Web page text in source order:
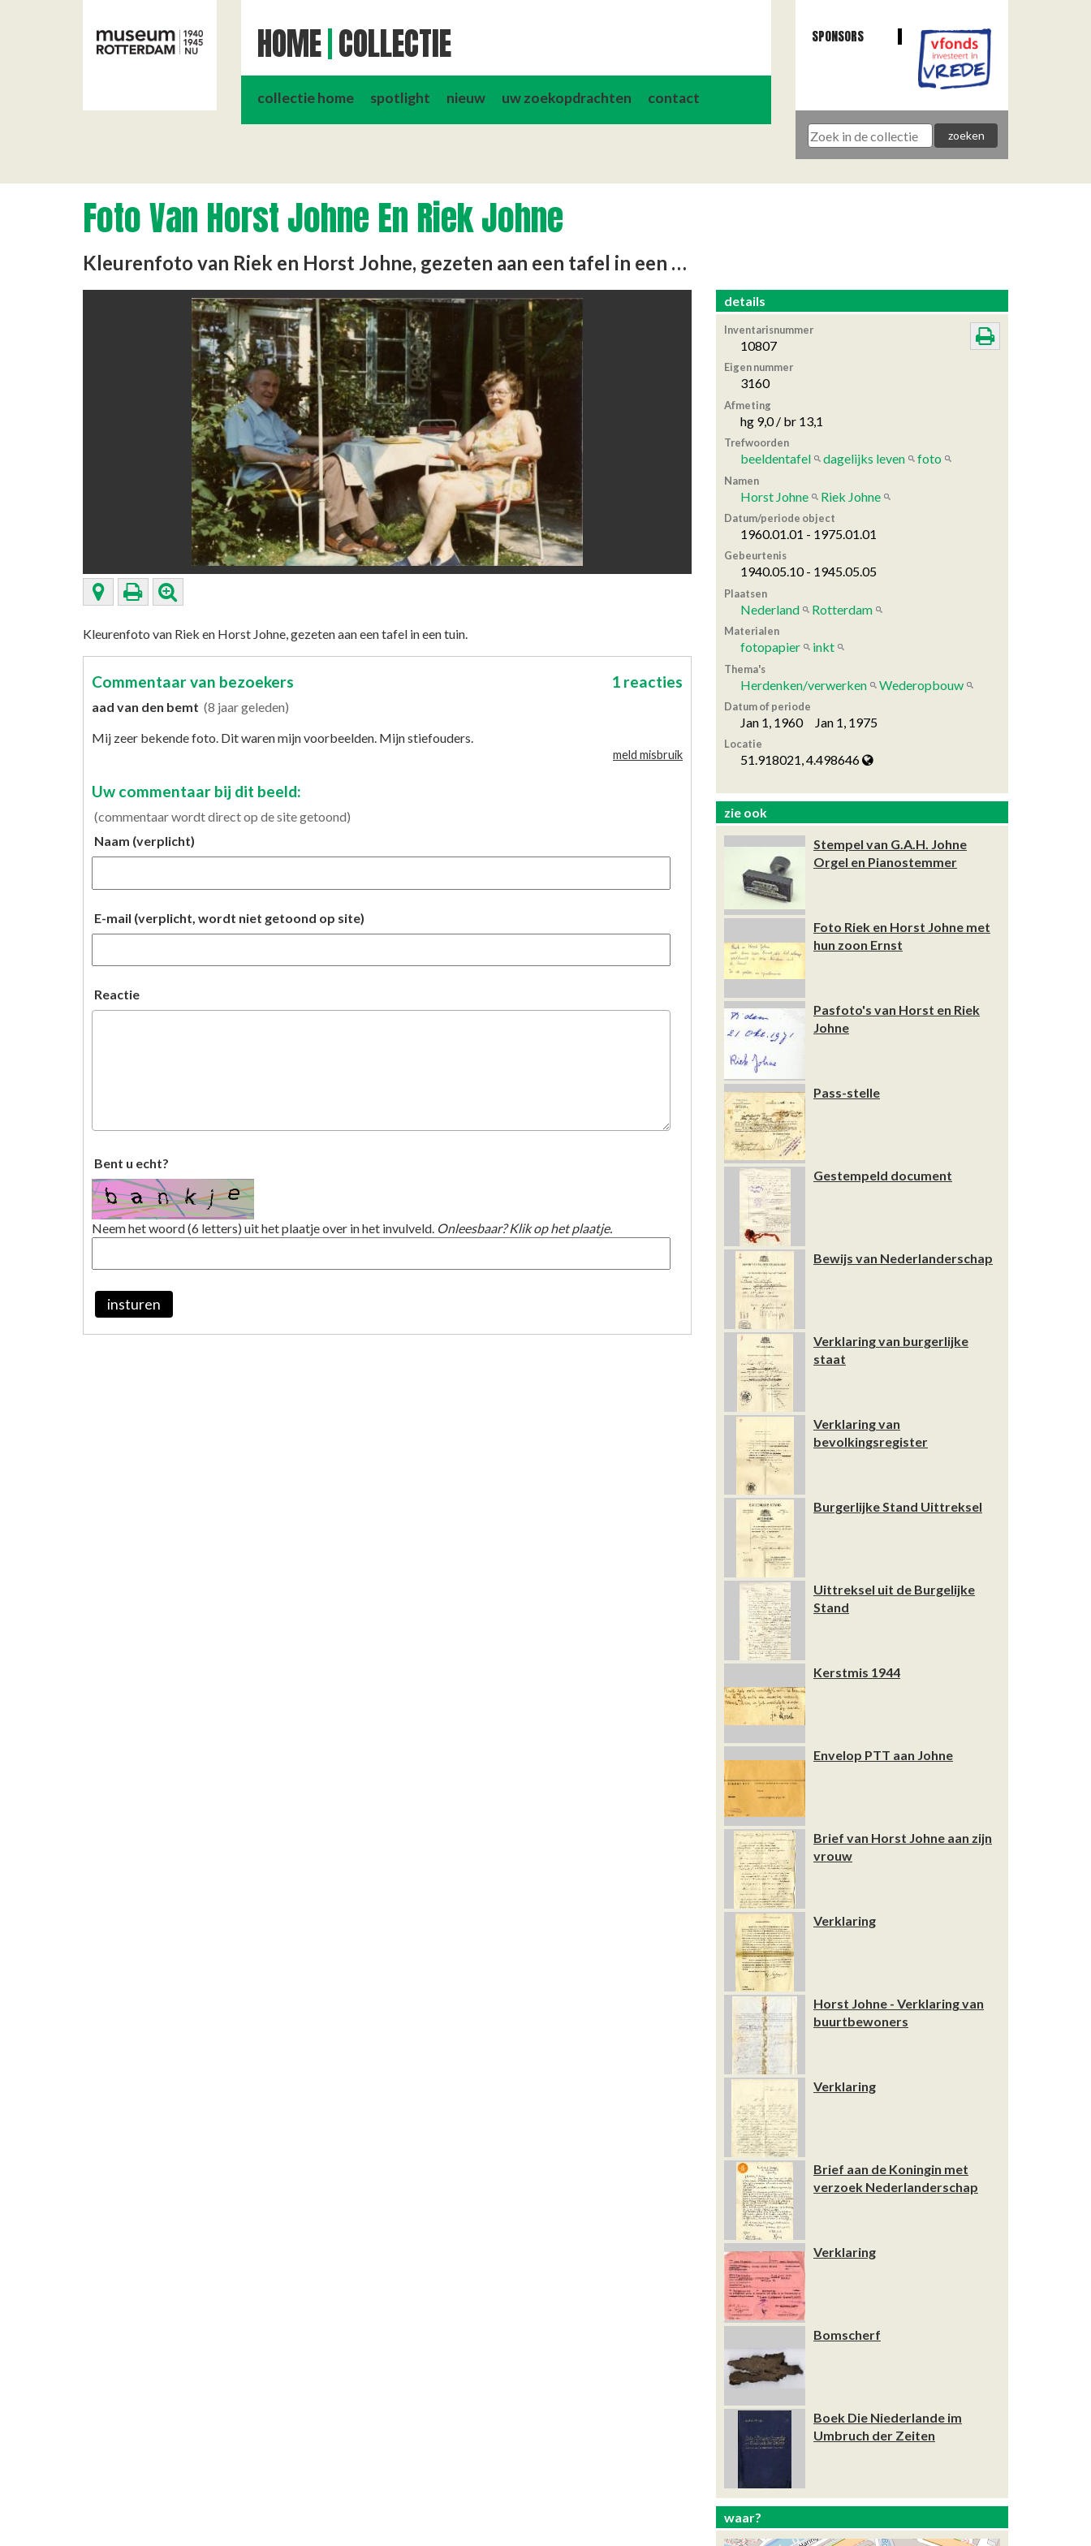
HOME COLLECTIE
collectie home spotlight nieuw uw zoekopdrachten contact
SPONSORS
Foto Van Horst Johne En Riek Johne
Kleurenfoto van Riek en Horst Johne, gezeten aan een tafel in een tuin.
Kleurenfoto van Riek en Horst Johne, gezeten aan een tafel in een tuin.
1 reacties
Commentaar van bezoekers
aad van den bemt (8 jaar geleden)
Mij zeer bekende foto. Dit waren mijn voorbeelden. Mijn stiefouders.
meld misbruik
Uw commentaar bij dit beeld:
(commentaar wordt direct op de site getoond)
Naam (verplicht)
E-mail (verplicht, wordt niet getoond op site)
Reactie
Bent u echt?
Neem het woord (6 letters) uit het plaatje over in het invulveld. Onleesbaar? Klik op het plaatje.
insturen
details
Inventarisnummer
10807
Eigen nummer
3160
Afmeting
hg 9,0 / br 13,1
Trefwoorden
beeldentafel dagelijks leven foto
Namen
Horst Johne Riek Johne
Datum/periode object
1960.01.01 - 1975.01.01
Gebeurtenis
1940.05.10 - 1945.05.05
Plaatsen
Nederland Rotterdam
Materialen
fotopapier inkt
Thema's
Herdenken/verwerken Wederopbouw
Datum of periode
Jan 1, 1960 Jan 1, 1975
Locatie
51.918021, 4.498646
zie ook
Stempel van G.A.H. Johne
Orgel en Pianostemmer
Foto Riek en Horst Johne met
hun zoon Ernst
Pasfoto's van Horst en Riek
Johne
Pass-stelle
Gestempeld document
Bewijs van Nederlanderschap
Verklaring van burgerlijke
staat
Verklaring van
bevolkingsregister
Burgerlijke Stand Uittreksel
Uittreksel uit de Burgelijke
Stand
Kerstmis 1944
Envelop PTT aan Johne
Brief van Horst Johne aan zijn
vrouw
Verklaring
Horst Johne - Verklaring van
buurtbewoners
Verklaring
Brief aan de Koningin met
verzoek Nederlanderschap
Verklaring
Bomscherf
Boek Die Niederlande im
Umbruch der Zeiten
waar?